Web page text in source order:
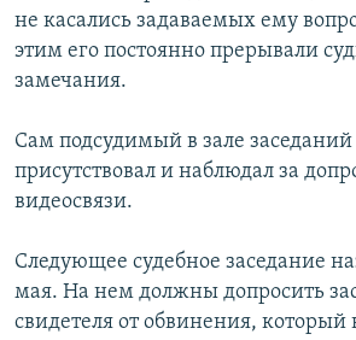
не касались задаваемых ему
этим его постоянно прерывали
замечания.
Сам подсудимый в зале заседаний
присутствовал и наблюдал за
видеосвязи.
Следующее судебное заседание
мая. На нем должны допросить
свидетеля от обвинения, который